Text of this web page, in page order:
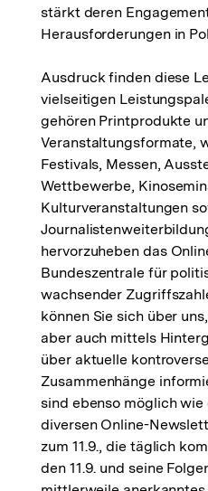
stärkt deren
Herausforderungen in
Ausdruck finden diese
vielseitigen
gehören Printprodukte
Veranstaltungsformate,
Festivals, Messen,
Wettbewerbe,
Kulturveranstaltungen
hervorzuheben das
Bundeszentrale für
wachsender
können Sie sich über
aber auch mittels
über aktuelle
Zusammenhänge
sind ebenso möglich
diversen Online-
zum 11.9., die täglich
den 11.9. und seine